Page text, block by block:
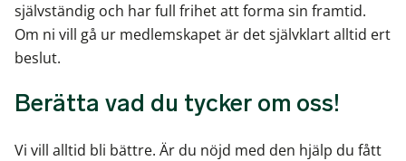
självständig och har full frihet att forma sin framtid.
Om ni vill gå ur medlemskapet är det självklart alltid ert
beslut.
Berätta vad du tycker om oss!
Vi vill alltid bli bättre. Är du nöjd med den hjälp du fått